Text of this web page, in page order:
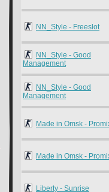
NN_Style - Freeslot
NN_Style - Good
Management
NN_Style - Good
Management
Made in Omsk -
Made in Omsk -
Liberty - Sunrise